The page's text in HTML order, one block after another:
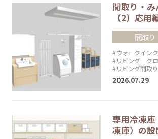
間取り・
（2）応
間取り
#ウォークイン
#リビング ク
#リビング間取り
2026.07.29
専用冷凍
凍庫）の